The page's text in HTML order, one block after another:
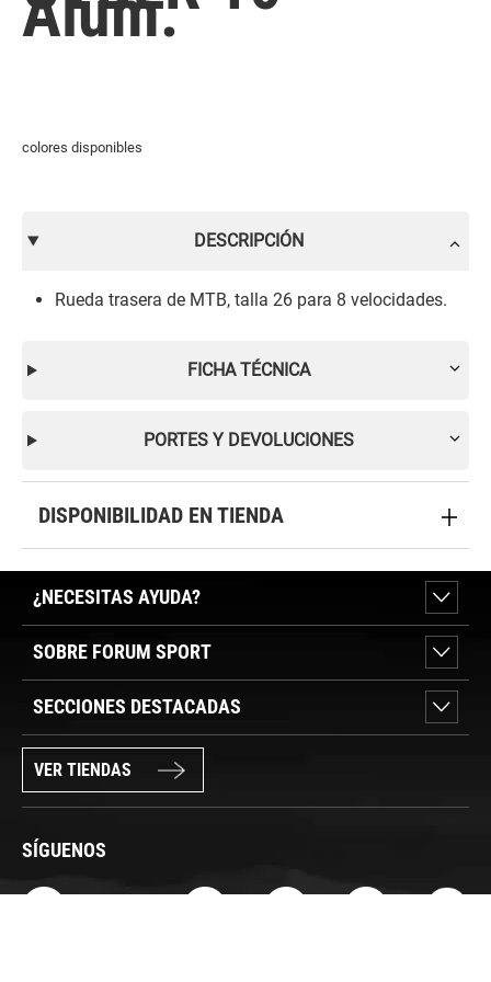
colores disponibles
DESCRIPCIÓN
Rueda trasera de MTB, talla 26 para 8 velocidades.
FICHA TÉCNICA
PORTES Y DEVOLUCIONES
DISPONIBILIDAD EN TIENDA
¿NECESITAS AYUDA?
SOBRE FORUM SPORT
SECCIONES DESTACADAS
VER TIENDAS
SÍGUENOS